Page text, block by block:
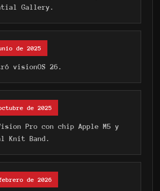
Gallery.
de 2025
visionOS 26.
de 2025
Pro con chip Apple M5 y
Knit Band.
de 2026